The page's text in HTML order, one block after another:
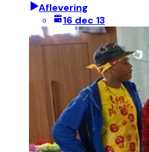
Aflevering
16 dec 13